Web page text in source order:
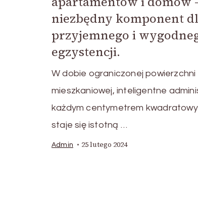
niezbędny komponent
przyjemnego i
egzystencji.
W dobie ograniczonej powierzchni
mieszkaniowej, inteligentne
każdym centymetrem
staje się istotną …
Admin 25 lutego 2024